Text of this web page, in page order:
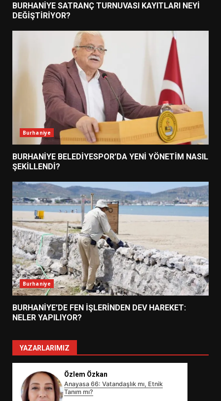
BURHANİYE SATRANÇ TURNUVASI KAYITLARI NEYİ
DEĞİŞTİRİYOR?
Burhaniye
BURHANİYE BELEDİYESPOR’DA YENİ YÖNETİM NASIL
ŞEKİLLENDİ?
Burhaniye
BURHANİYE’DE FEN İŞLERİNDEN DEV HAREKET:
NELER YAPILIYOR?
YAZARLARIMIZ
Özlem Özkan
Anayasa 66: Vatandaşlık mı, Etnik
Tanım mı?